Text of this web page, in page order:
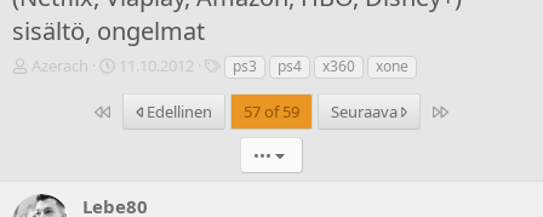
sisältö, ongelmat
V
k
Azerach
A11.10.2012
T
n
ps3 ps4 x360 xone
Ensimmäinen
Edellinen 57 of 59 Seuraava Last
•••
Lebe80